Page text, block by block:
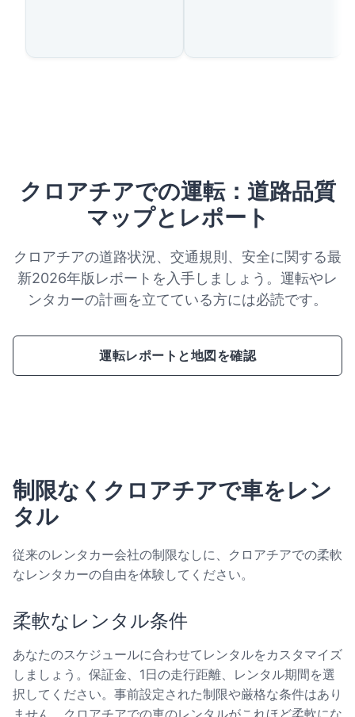
クロアチアでの運転：道路品質
マップとレポート
クロアチアの道路状況、交通規則、安全に関する最
新2026年版レポートを入手しましょう。運転やレ
ンタカーの計画を立てている方には必読です。
運転レポートと地図を確認
制限なくクロアチアで車をレン
タル
従来のレンタカー会社の制限なしに、クロアチアでの柔軟
なレンタカーの自由を体験してください。
柔軟なレンタル条件
あなたのスケジュールに合わせてレンタルをカスタマイズ
しましょう。保証金、1日の走行距離、レンタル期間を選
択してください。事前設定された制限や厳格な条件はあり